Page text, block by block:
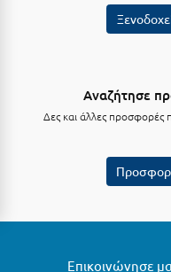
Παράλιο Άστρος
Πάρος
Αναζήτησε
Δες και άλλες προσφορές
Επικοινώνησε